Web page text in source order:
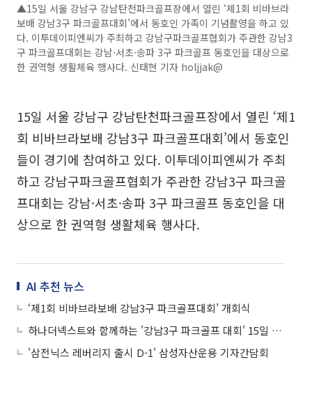
▲15일 서울 강남구 강남탄천파크골프장에서 열린 ‘제1회 비바브라
보배 강남3구 파크골프대회’에서 동호인 가족이 기념촬영을 하고 있
다. 이투데이피엔씨가 주최하고 강남구파크골프협회가 주관한 강남3
구 파크골프대회는 강남·서초·송파 3구 파크골프 동호인을 대상으로
한 권역형 생활체육 행사다. 신태현 기자 holjjak@
15일 서울 강남구 강남탄천파크골프장에서 열린 ‘제1
회 비바브라보배 강남3구 파크골프대회’에서 동호인
들이 경기에 참여하고 있다. 이투데이피엔씨가 주최
하고 강남구파크골프협회가 주관한 강남3구 파크골
프대회는 강남·서초·송파 3구 파크골프 동호인을 대
상으로 한 권역형 생활체육 행사다.
AI 추천 뉴스
‘제1회 비바브라보배 강남3구 파크골프대회’ 개회식
하나더넥스트와 함께하는 '강남3구 파크골프 대회' 15일 개최
'삼전닉스 레버리지 출시 D-1' 삼성자산운용 기자간담회